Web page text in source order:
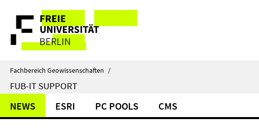
direkt
Inhalt
Service-
Navigation
Fachbereich Geowissenschaften /
FUB-IT SUPPORT
NEWS ESRI PC POOLS CMS